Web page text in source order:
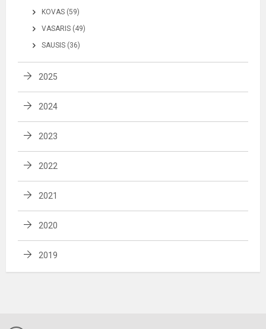
KOVAS (59)
VASARIS (49)
SAUSIS (36)
2025
2024
2023
2022
2021
2020
2019